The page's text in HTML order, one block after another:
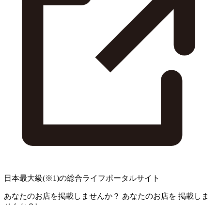
日本最大級(※1)の総合ライフポータルサイト
あなたのお店を掲載しませんか？ あなたのお店を 掲載しま